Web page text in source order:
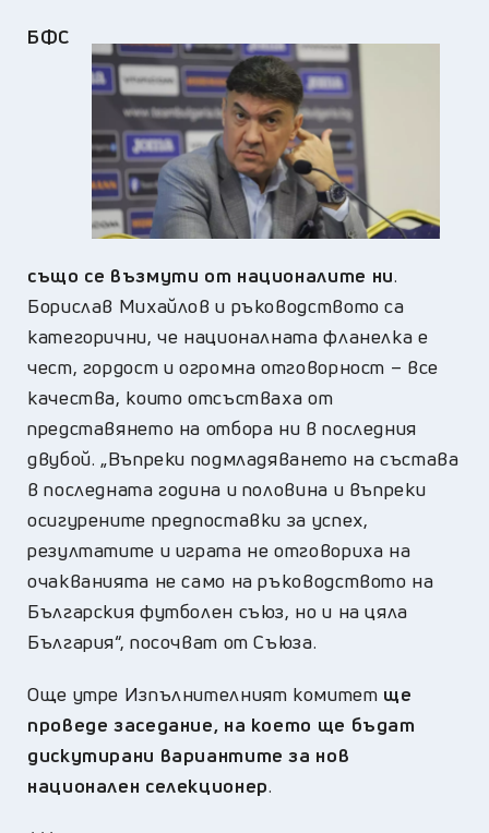
БФС
също се възмути от националите ни.
Борислав Михайлов и ръководството са
категорични, че националната фланелка е
чест, гордост и огромна отговорност – все
качества, които отсъстваха от
представянето на отбора ни в последния
двубой. „Въпреки подмладяването на състава
в последната година и половина и въпреки
осигурените предпоставки за успех,
резултатите и играта не отговориха на
очакванията не само на ръководството на
Българския футболен съюз, но и на цяла
България“, посочват от Съюза.
Още утре Изпълнителният комитет ще
проведе заседание, на което ще бъдат
дискутирани вариантите за нов
национален селекционер.